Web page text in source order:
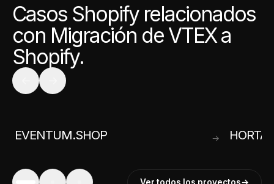
Casos Shopify relacionados
con Migración de VTEX a
Shopify.
EVENTUM.SHOP →
→